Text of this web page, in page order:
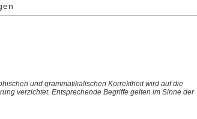
und grammatikalischen Korrektheit wird auf die
verzichtet. Entsprechende Begriffe gelten im Sinne der